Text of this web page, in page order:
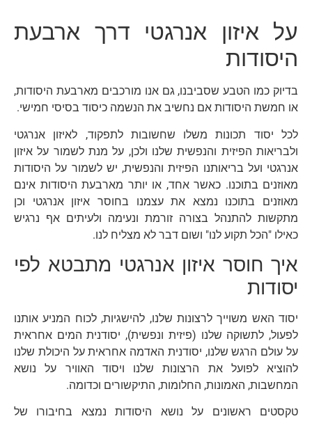
על איזון אנרגטי דרך ארבעת
היסודות
בדיוק כמו הטבע שסביבנו, גם אנו מורכבים מארבעת היסודות,
או חמשת היסודות אם נחשיב את הנשמה כיסוד בסיסי חמישי.
לכל יסוד תכונות משלו שחשובות לתפקוד, לאיזון אנרגטי
ולבריאות הפיזית והנפשית שלנו ולכן, על מנת לשמור על איזון
אנרגטי ועל בריאותנו הפיזית והנפשית, יש לשמור על היסודות
מאוזנים בתוכנו. כאשר אחד, או יותר מארבעת היסודות אינם
מאוזנים בתוכנו נמצא את עצמנו בחוסר איזון אנרגטי וכן
מתקשות להתנהל בצורה זורמת ונעימה ולעיתים אף נרגיש
כאילו "הכל תקוע לנו" ושום דבר לא מצליח לנו.
איך חוסר איזון אנרגטי מתבטא לפי
יסודות
יסוד האש משוייך לרצונות שלנו, להישגיות, לכוח המניע אותנו
לפעול, לתשוקה שלנו (פיזית ונפשית), יסודנית המים אחראית
על עולם הרגש שלנו, יסודנית האדמה אחראית על היכולת שלנו
להוציא לפועל את הרצונות שלנו ויסוד האוויר על נושא
המחשבות, האמונות, החלומות, התיקשורים וכדומה.
טקסטים ראשונים על נושא היסודות נמצא בחיבורו של